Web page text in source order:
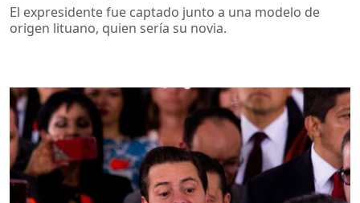
El expresidente fue captado junto a una modelo de
origen lituano, quien sería su novia.